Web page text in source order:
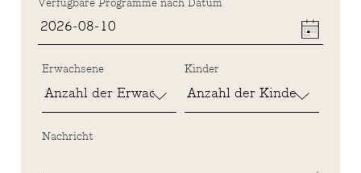
Verfügbare Programme nach Datum
Erwachsene Kinder
Nachricht